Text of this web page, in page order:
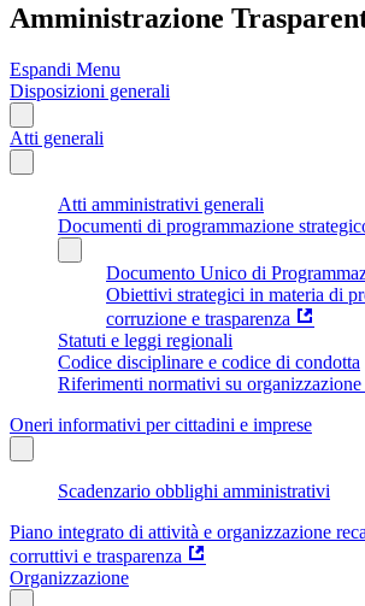
Amministrazione
Espandi Menu
Disposizioni generali
Atti generali
Atti amministrativi generali
Documenti di programmazione
Documento Unico di
Obiettivi strategici in materia di
corruzione e trasparenza
Statuti e leggi regionali
Codice disciplinare e codice di condotta
Riferimenti normativi su organizzazione
Oneri informativi per cittadini e imprese
Scadenzario obblighi amministrativi
Piano integrato di attività e organizzazione
corruttivi e trasparenza
Organizzazione